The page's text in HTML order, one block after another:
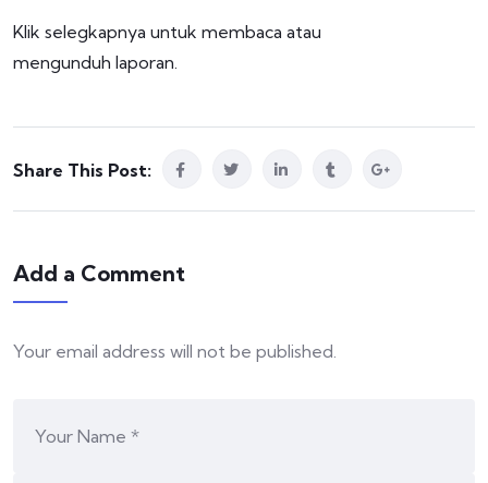
Klik selegkapnya untuk membaca atau
mengunduh laporan.
Share This Post:
Add a Comment
Your email address will not be published.